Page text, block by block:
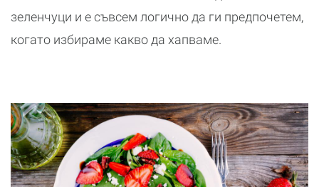
зеленчуци и е съвсем логично да ги предпочетем,
когато избираме какво да хапваме.